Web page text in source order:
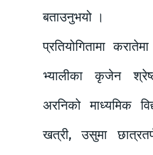
बताउनुभयो ।
प्रतियोगितामा
भ्यालीका कृजेन
अरनिको माध्यमिक
खत्री, उसुमा